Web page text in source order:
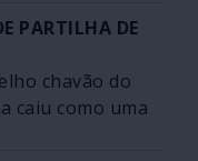
PARTILHA DE
chavão do
caiu como uma